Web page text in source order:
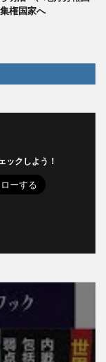
権国家へ
ックしよう！